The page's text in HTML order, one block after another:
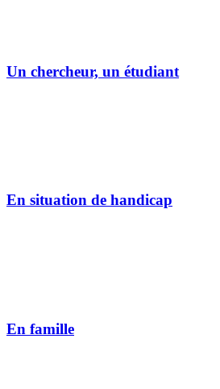
Un chercheur, un étudiant
En situation de handicap
En famille